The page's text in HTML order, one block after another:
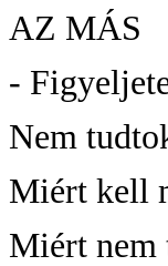
AZ MÁS
-
Nem
Miért kell
Miért nem